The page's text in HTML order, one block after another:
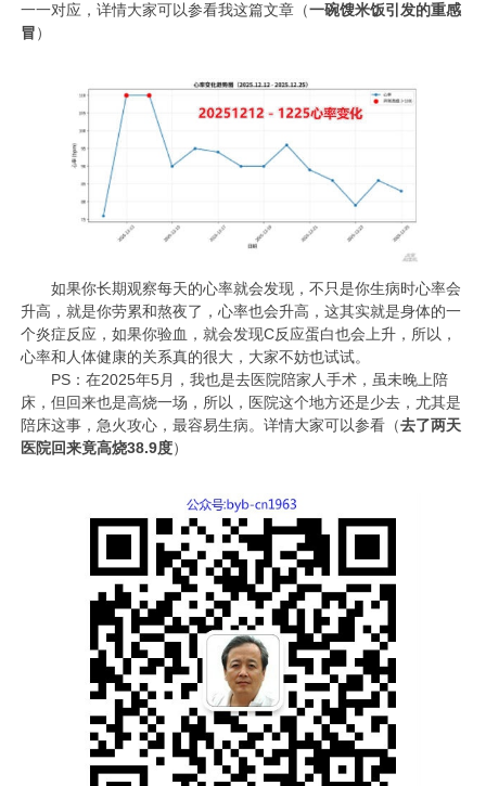
一一对应，详情大家可以参看我这篇文章（一碗馊米饭引发的重感
冒）
如果你长期观察每天的心率就会发现，不只是你生病时心率会
升高，就是你劳累和熬夜了，心率也会升高，这其实就是身体的一
个炎症反应，如果你验血，就会发现C反应蛋白也会上升，所以，
心率和人体健康的关系真的很大，大家不妨也试试。
PS：在2025年5月，我也是去医院陪家人手术，虽未晚上陪
床，但回来也是高烧一场，所以，医院这个地方还是少去，尤其是
陪床这事，急火攻心，最容易生病。详情大家可以参看（去了两天
医院回来竟高烧38.9度）